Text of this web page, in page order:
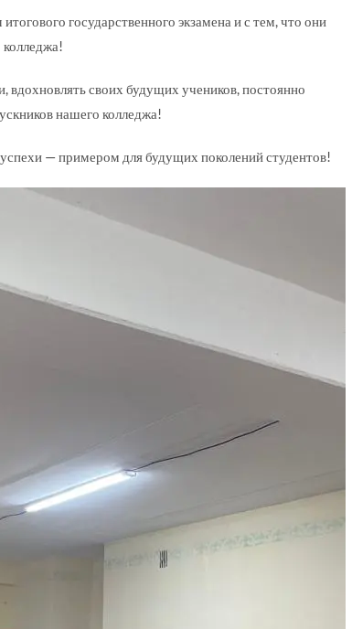
государственного экзамена и с тем, что они
своих будущих учеников, постоянно
нашего колледжа!
— примером для будущих поколений студентов!